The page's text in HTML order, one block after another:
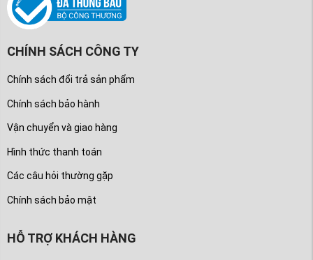
CHÍNH SÁCH CÔNG TY
Chính sách đổi trả sản phẩm
Chính sách bảo hành
Vận chuyển và giao hàng
Hình thức thanh toán
Các câu hỏi thường gặp
Chính sách bảo mật
HỖ TRỢ KHÁCH HÀNG